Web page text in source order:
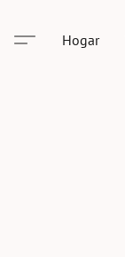
Hogar